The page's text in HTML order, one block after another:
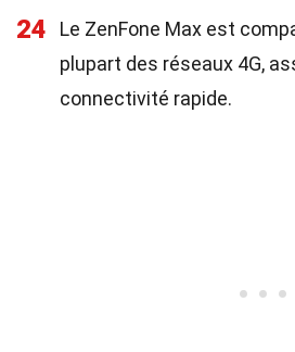
24
Le ZenFone Max est
plupart des réseaux 4G,
connectivité rapide.